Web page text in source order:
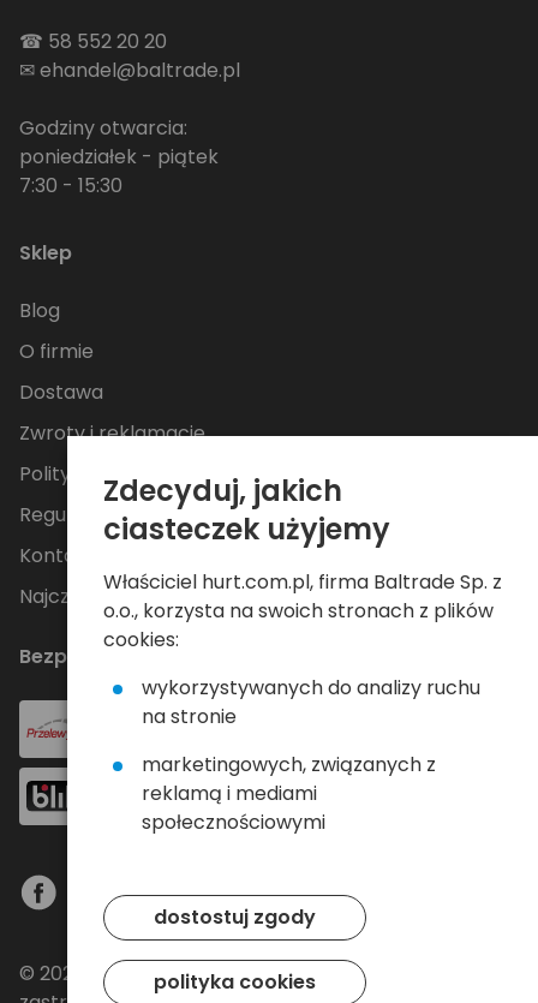
☎ 58 552 20 20
✉ehandel@baltrade.pl
Godziny otwarcia:
poniedziałek - piątek
7:30 - 15:30
Sklep
Blog
O firmie
Dostawa
Zwroty i reklamacje
Polityka Prywatności
Regulamin
Kontakt
Najczęściej zadawane pytania
Bezpieczne płatności
© 2024 Baltrade sp. z o.o. - Wszelkie prawa
Zdecyduj, jakich
ciasteczek użyjemy
Właściciel hurt.com.pl, firma Baltrade Sp. z
o.o., korzysta na swoich stronach z plików
cookies:
wykorzystywanych do analizy ruchu
na stronie
marketingowych, związanych z
reklamą i mediami
społecznościowymi
dostostuj zgody
polityka cookies